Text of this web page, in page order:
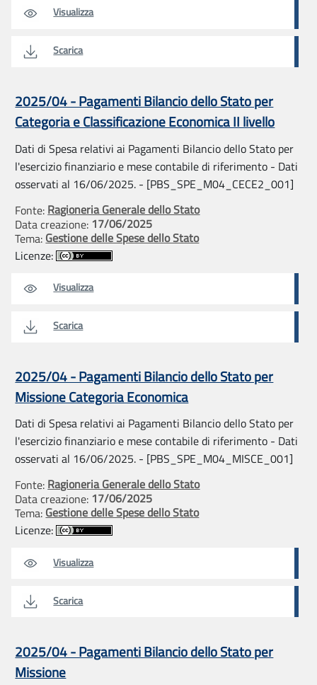
Visualizza
Scarica
2025/04 - Pagamenti Bilancio dello Stato per
Categoria e Classificazione Economica II livello
Dati di Spesa relativi ai Pagamenti Bilancio dello Stato per
l'esercizio finanziario e mese contabile di riferimento - Dati
osservati al 16/06/2025. - [PBS_SPE_M04_CECE2_001]
Fonte: Ragioneria Generale dello Stato
Data creazione: 17/06/2025
Tema: Gestione delle Spese dello Stato
Licenze:
Visualizza
Scarica
2025/04 - Pagamenti Bilancio dello Stato per
Missione Categoria Economica
Dati di Spesa relativi ai Pagamenti Bilancio dello Stato per
l'esercizio finanziario e mese contabile di riferimento - Dati
osservati al 16/06/2025. - [PBS_SPE_M04_MISCE_001]
Fonte: Ragioneria Generale dello Stato
Data creazione: 17/06/2025
Tema: Gestione delle Spese dello Stato
Licenze:
Visualizza
Scarica
2025/04 - Pagamenti Bilancio dello Stato per
Missione